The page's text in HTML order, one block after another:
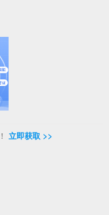
立即获取 >>